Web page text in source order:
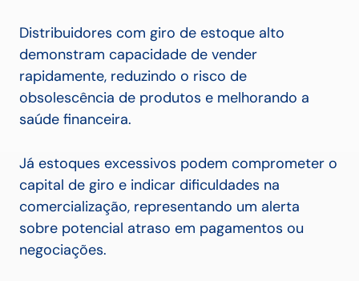
Distribuidores com giro de estoque alto
demonstram capacidade de vender
rapidamente, reduzindo o risco de
obsolescência de produtos e melhorando a
saúde financeira.
Já estoques excessivos podem comprometer o
capital de giro e indicar dificuldades na
comercialização, representando um alerta
sobre potencial atraso em pagamentos ou
negociações.